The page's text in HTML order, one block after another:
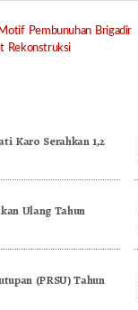
Pembunuhan Brigadir
Rekonstruksi
Karo Serahkan 1,2
Ulang Tahun
(PRSU) Tahun